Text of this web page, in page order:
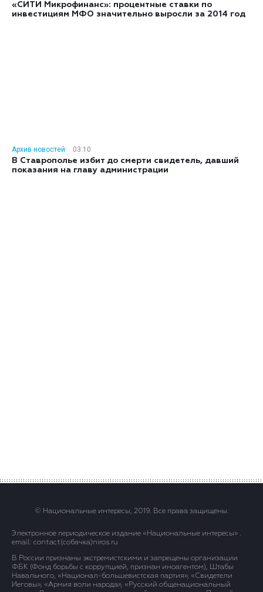
«СИТИ Микрофинанс»: процентные ставки по
инвестициям МФО значительно выросли за 2014 год
Архив новостей
03:10
В Ставрополье избит до смерти свидетель, давший
показания на главу администрации
© Национальные интересы, 2019. Все права защищены.
Электронное периодическое издание «Национальные интересы» .
email: contact(сoбaчка)niros.ru
В России признаны экстремистскими и запрещены организации
ФБК (Фонд борьбы с коррупцией, признан иноагентом), Штабы
Навального, «Национал-большевистская партия», «Свидетели
Иеговы», «Армия воли народа», «Русский общенациональный